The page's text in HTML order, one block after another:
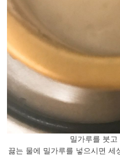
밀가루를 붓
끓는 물에 밀가루를 넣으시면 세